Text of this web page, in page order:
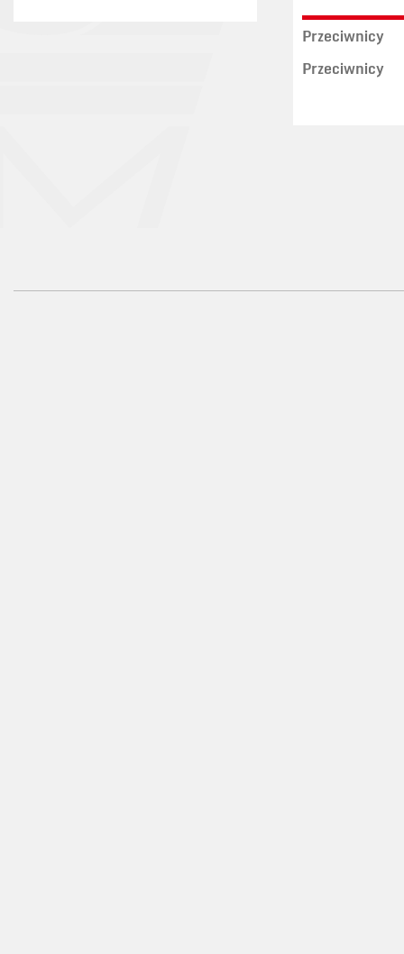
Przeciwnicy
Przeciwnicy